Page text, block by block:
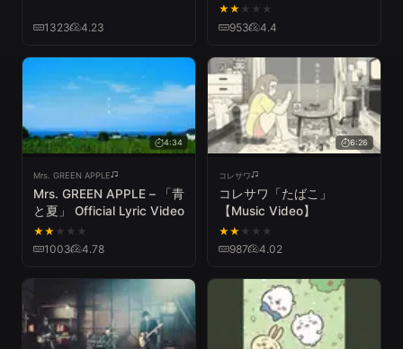
1323 4.23
★★ ★ ★ ★
953 4.4
4:34
Mrs. GREEN APPLE
Mrs. GREEN APPLE – 「青
と夏」 Official Lyric Video
★★ ★ ★ ★
1003 4.78
6:26
コレサワ
コレサワ「たばこ」
【Music Video】
★★ ★ ★ ★
987 4.02